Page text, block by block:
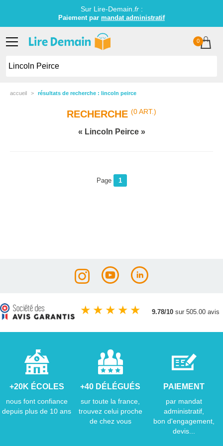
Sur Lire-Demain. fr:
Paiement par mandat administratif
0
accueil résultats de recherche : lincoln peirce
RECHERCHE (0 ART.)
Lincoln Peirce
Page 1
★ ★ ★ ★ ★ 9.78/10 sur 505.00 avis
+20K ÉCOLES
nous font confiance
depuis plus de 10 ans
+40 DÉLÉGUÉS
sur toute la france,
trouvez celui proche
de chez vous
PAIEMENT
par mandat
administratif,
bon d'engagement,
devis...